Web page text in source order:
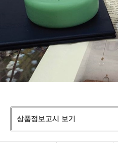
상품정보고시 보기